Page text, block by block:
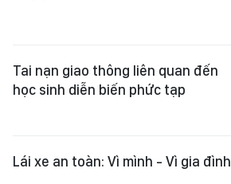
Tai nạn giao thông liên quan đến
học sinh diễn biến phức tạp
Lái xe an toàn: Vì mình - Vì gia đình